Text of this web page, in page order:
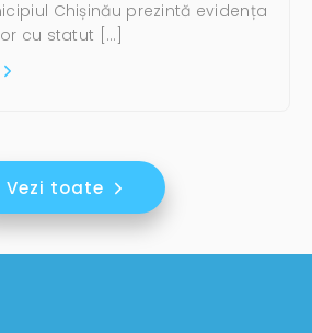
Chișinău prezintă evidența
cu statut […]
Vezi toate